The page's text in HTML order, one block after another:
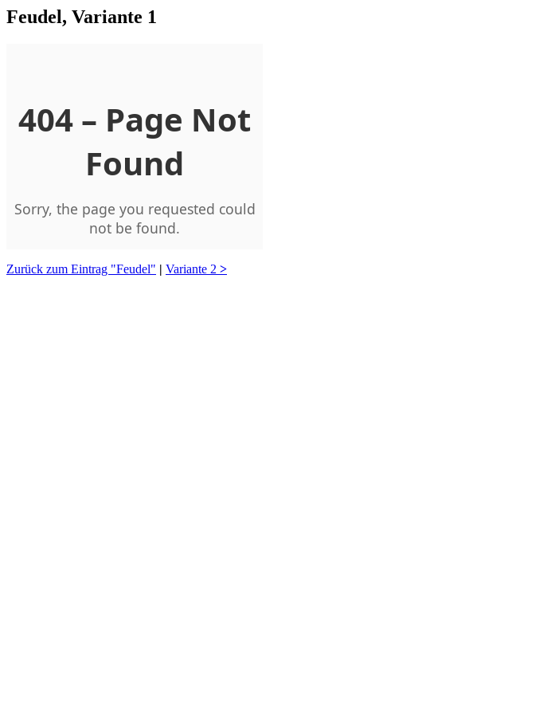
Feudel, Variante 1
Zurück zum Eintrag "Feudel" | Variante 2 >